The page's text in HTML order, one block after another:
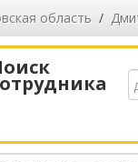
область /